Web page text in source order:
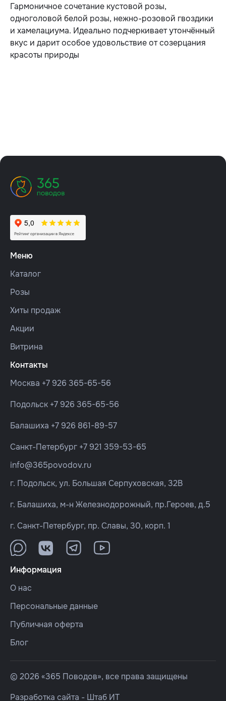
Гармоничное сочетание кустовой розы,
одноголовой белой розы, нежно-розовой гвоздики
и хамелациума. Идеально подчеркивает утончённый
вкус и дарит особое удовольствие от созерцания
красоты природы
Меню
Каталог
Розы
Хиты продаж
Акции
Витрина
Контакты
Москва +7 926 365-65-56
Подольск +7 926 365-65-56
Балашиха +7 926 861-89-57
Санкт-Петербург +7 921 359-53-65
info@365povodov.ru
г. Подольск, ул. Большая Серпуховская, 32В
г. Балашиха, м-н Железнодорожный, пр.Героев, д.5
г. Санкт-Петербург, пр. Славы, 30, корп. 1
Информация
О нас
Персональные данные
Публичная оферта
Блог
© 2026 «365 Поводов», все права защищены
Разработка сайта - Штаб ИТ